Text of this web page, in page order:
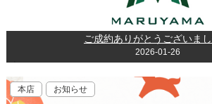
ご成約ありがとうございまし
2026-01-26
本店 お知らせ